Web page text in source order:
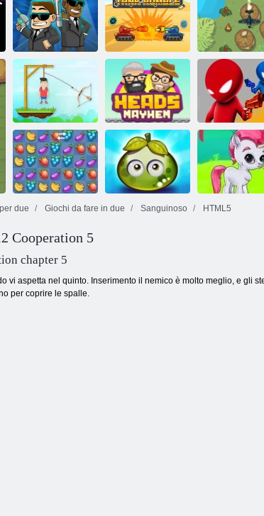
Lama dei Ninja Senza tempo
Città della
dei mostri
Catcher Alien
Rombo del carro
armato
Signor Archer Mayhem Heads Duello ubriaco
Fruita Crush
due Giochi da fare in due Sanguinoso HTML5
Cooperation 5
chapter 5
vi aspetta nel quinto. Inserimento il nemico è molto meglio, e gli
per coprire le spalle.